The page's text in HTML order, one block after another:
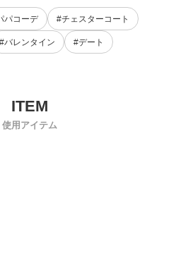
パコーデ #チェスターコート
#バレンタイン #デート
使用アイテム